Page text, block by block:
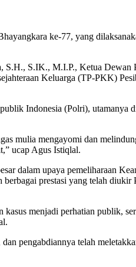
ke-77, yang
S.H., S.IK., M.I.P., Ketua Dewan
Keluarga (TP-PKK)
Indonesia (Polri), utamanya
mulia mengayomi dan
ucap Agus Istiqlal.
dalam upaya pemeliharaan
berbagai prestasi yang telah diukir
menjadi perhatian publik,
pengabdiannya telah